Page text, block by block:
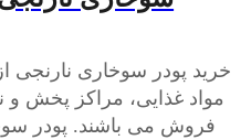
خرید پودر سوخاری نارنجی
مواد غذایی، مراکز پخش و
فروش می باشند. پودر